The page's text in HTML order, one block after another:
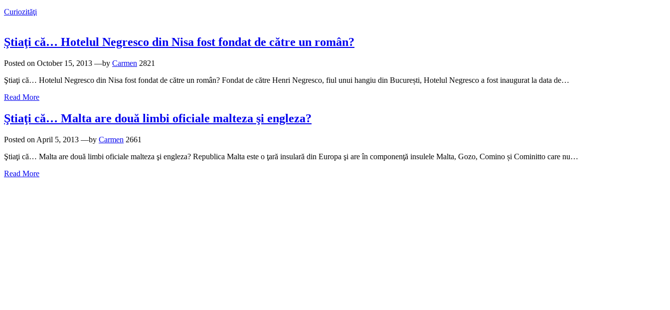
Curiozităţi
Ştiaţi că… Hotelul Negresco din Nisa fost fondat de către un român?
Posted on October 15, 2013 —by Carmen 2821
Ştiaţi că… Hotelul Negresco din Nisa fost fondat de către un român? Fondat de către Henri Negresco, fiul unui hangiu din București, Hotelul Negresco a fost inaugurat la data de…
Read More
Ştiaţi că… Malta are două limbi oficiale malteza şi engleza?
Posted on April 5, 2013 —by Carmen 2661
Ştiaţi că… Malta are două limbi oficiale malteza şi engleza? Republica Malta este o ţară insulară din Europa şi are în componenţă insulele Malta, Gozo, Comino și Cominitto care nu…
Read More